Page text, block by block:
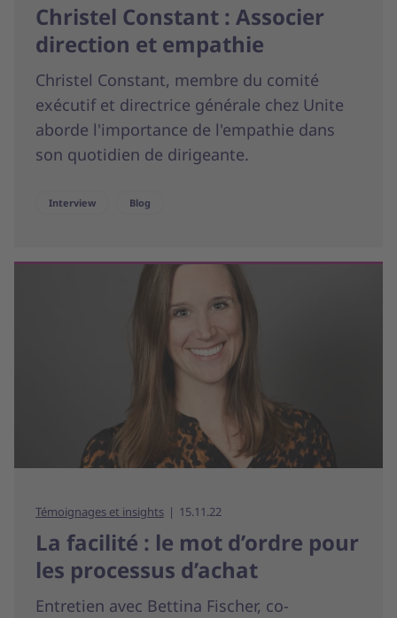
Christel Constant : Associer
direction et empathie
Christel Constant, membre du comité
exécutif et directrice générale chez Unite
aborde l'importance de l'empathie dans
son quotidien de dirigeante.
Interview Blog
Témoignages et insights 15.11.22
La facilité : le mot d’ordre pour
les processus d’achat
Entretien avec Bettina Fischer, co-